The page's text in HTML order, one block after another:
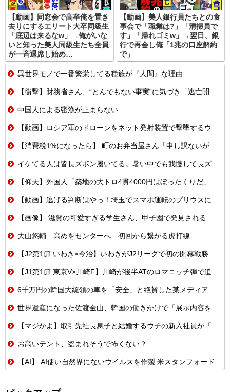
【動画】同窓会で高卒俺を置き
去りにするエリート大卒同級生
「底辺は来るなw」→俺がいな
いと知った美人同級生たち全員
が一斉退席し始め…
【動画】美人銀行員たちとの食
事会で「職業は?」「清掃員で
す」「帰れゴミw」→翌日、銀
行で再会し俺「1兆の口座解約
で」
異世界モノで一番繁栄してる種族が『人間』な理由
【衝撃】財務省さん、“とんでもない事実”に気づき「逃亡開始wwwww」
中国人による密漁が止まらない
【動画】ロシア軍のドローンをネット発射装置で撃墜するウクライナ。
【消費税1%になったら】 町のお弁当屋さん「申し訳ないがその分商品代を値上げして店頭価格を変えない」
イケてる人は皆長ズボン履いてる。暑い中でも我慢して長ズボン履いてる。半ズボンはモテ無い。厳しいって
【仰天】外国人「築地の大トロ4貫4000円はぼったくりだ」→日本人の反応が真っ二つに
【動画】逃げる判断はやっ！埼玉でスマホ運転のプリウスに当て逃げされる車載。
【画像】 滋賀の可愛すぎる学生さん、甲子園で発見される
大山悠輔 高めをセンターへ 初回から繋がる虎打線
【J2第1節 いわき×今治】いわきがJ2リーグで初の開幕戦勝利！エース熊田が怪我乗り越え2ゴールの活躍
【J1第1節 東京V×川崎F】川崎が後半ATのロマニッチ弾で追いつき辛くもドロー 東京Vは痛恨クリアミスで勝ち点3を逃す
6千万円の韓国大統領の車を「安全」と絶賛した某メディア、高市首相の3千万円の車に対しては……
世界遺産になった佐渡金山、韓国の働きかけで「展示内容を修正しろ」と要求される
【マジかよ】取引先社長息子と結婚するウチの新入社員が「結婚も契約も中止になりました…」→俺「こっちもグループ全社の取引中止しよう」
お高いテント、盗まれそうで怖くない？
【AI】 AI使い自然界にないウイルスを作製 米スタンフォード大学が成果発表